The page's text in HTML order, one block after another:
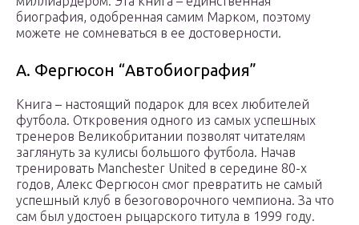
биография, одобренная самим Марком, поэтому
можете не сомневаться в ее достоверности.
А. Фергюсон “Автобиография”
Книга – настоящий подарок для всех любителей
футбола. Откровения одного из самых успешных
тренеров Великобритании позволят читателям
заглянуть за кулисы большого футбола. Начав
тренировать Manchester United в середине 80-х
годов, Алекс Фергюсон смог превратить не самый
успешный клуб в безоговорочного чемпиона. За что
сам был удостоен рыцарского титула в 1999 году.